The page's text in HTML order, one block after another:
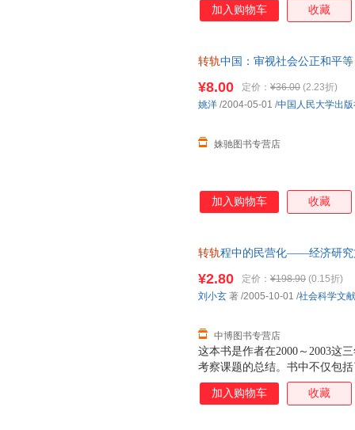
了出处的案例，均来自作者的
的过程。无论人们如何评判、
加入购物车 收藏
转轨中国：审视社会公正和平
¥8.00 定价： ¥36.00 (2.23折)
姝驰图书专营店
姚洋 /2004-05-01 /中国人民大学出
加入购物车 收藏
转轨程中的民营化——经济研究
这本书是作者在2000～2003这
考察课题的总结。书中不仅包
了来自于实践考察的许多第一
了出处的案例，均来自作者的
¥2.80 定价： ¥198.90 (0.15折)
中博图书专营店
刘小玄 著 /2005-10-01 /社会科学文
加入购物车 收藏